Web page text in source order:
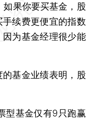
如果你要买基金，股
续费更便宜的指数
为基金经理很少能
基金业绩表明，股
基金仅有9只跑赢